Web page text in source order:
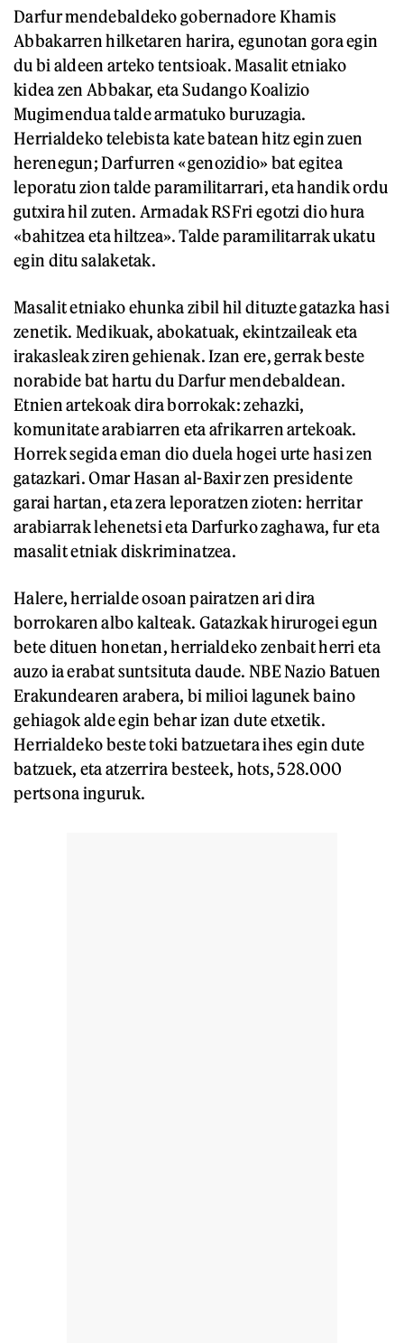
Darfur mendebaldeko gobernadore Khamis
Abbakarren hilketaren harira, egunotan gora egin
du bi aldeen arteko tentsioak. Masalit etniako
kidea zen Abbakar, eta Sudango Koalizio
Mugimendua talde armatuko buruzagia.
Herrialdeko telebista kate batean hitz egin zuen
herenegun; Darfurren «genozidio» bat egitea
leporatu zion talde paramilitarrari, eta handik ordu
gutxira hil zuten. Armadak RSFri egotzi dio hura
«bahitzea eta hiltzea». Talde paramilitarrak ukatu
egin ditu salaketak.
Masalit etniako ehunka zibil hil dituzte gatazka hasi
zenetik. Medikuak, abokatuak, ekintzaileak eta
irakasleak ziren gehienak. Izan ere, gerrak beste
norabide bat hartu du Darfur mendebaldean.
Etnien artekoak dira borrokak: zehazki,
komunitate arabiarren eta afrikarren artekoak.
Horrek segida eman dio duela hogei urte hasi zen
gatazkari. Omar Hasan al-Baxir zen presidente
garai hartan, eta zera leporatzen zioten: herritar
arabiarrak lehenetsi eta Darfurko zaghawa, fur eta
masalit etniak diskriminatzea.
Halere, herrialde osoan pairatzen ari dira
borrokaren albo kalteak. Gatazkak hirurogei egun
bete dituen honetan, herrialdeko zenbait herri eta
auzo ia erabat suntsituta daude. NBE Nazio Batuen
Erakundearen arabera, bi milioi lagunek baino
gehiagok alde egin behar izan dute etxetik.
Herrialdeko beste toki batzuetara ihes egin dute
batzuek, eta atzerrira besteek, hots, 528.000
pertsona inguruk.